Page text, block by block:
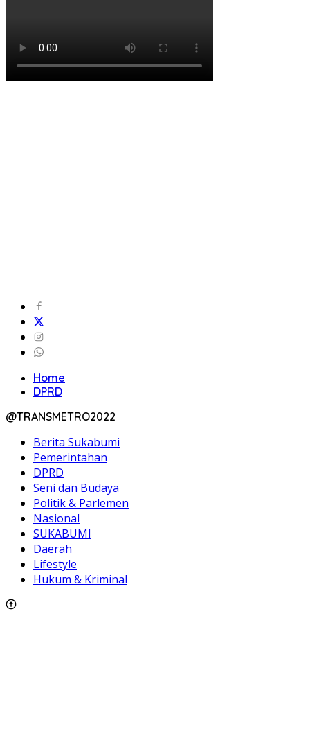
Home
DPRD
@TRANSMETRO2022
Berita Sukabumi
Pemerintahan
DPRD
Seni dan Budaya
Politik & Parlemen
Nasional
SUKABUMI
Daerah
Lifestyle
Hukum & Kriminal